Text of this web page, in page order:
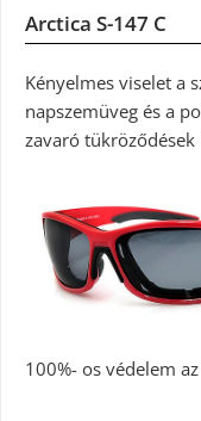
Arctica S-147 C
Kényelmes viselet a
napszemüveg és a
zavaró
100%- os védelem